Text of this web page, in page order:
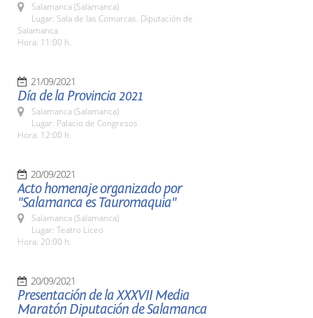
Salamanca (Salamanca)
Lugar: Sala de las Comarcas. Diputación de
Salamanca
Hora: 11:00 h.
21/09/2021
Día de la Provincia 2021
Salamanca (Salamanca)
Lugar: Palacio de Congresos
Hora: 12:00 h.
20/09/2021
Acto homenaje organizado por
"Salamanca es Tauromaquia"
Salamanca (Salamanca)
Lugar: Teatro Liceo
Hora: 20:00 h.
20/09/2021
Presentación de la XXXVII Media
Maratón Diputación de Salamanca